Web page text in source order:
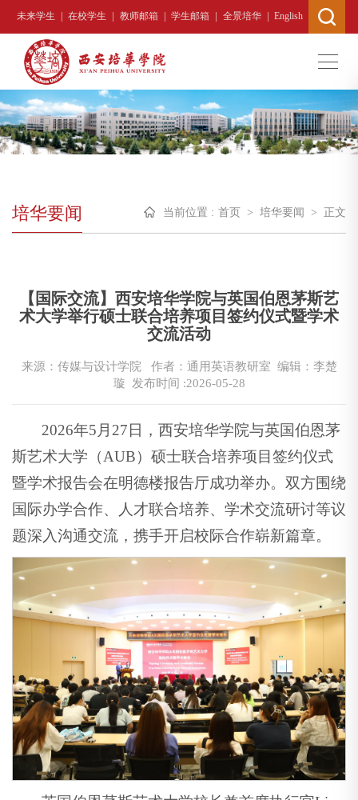
未来学生 | 在校学生 | 教师邮箱 | 学生邮箱 | 全景培华 | English
培华要闻 当前位置 : 首页 > 培华要闻 > 正文
【国际交流】西安培华学院与英国伯恩茅斯艺
术大学举行硕士联合培养项目签约仪式暨学术
交流活动
来源：传媒与设计学院
作者：通用英语教研室 编辑：李楚
璇 发布时间 :2026-05-28
2026年5月27日，西安培华学院与英国伯恩茅
斯艺术大学（AUB）硕士联合培养项目签约仪式
暨学术报告会在明德楼报告厅成功举办。双方围绕
国际办学合作、人才联合培养、学术交流研讨等议
题深入沟通交流，携手开启校际合作崭新篇章。